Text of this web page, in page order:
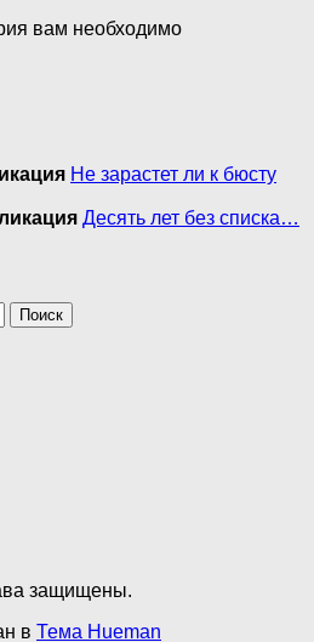
вам необходимо
Не зарастет ли к бюсту
Десять лет без списка…
защищены.
в Тема Hueman